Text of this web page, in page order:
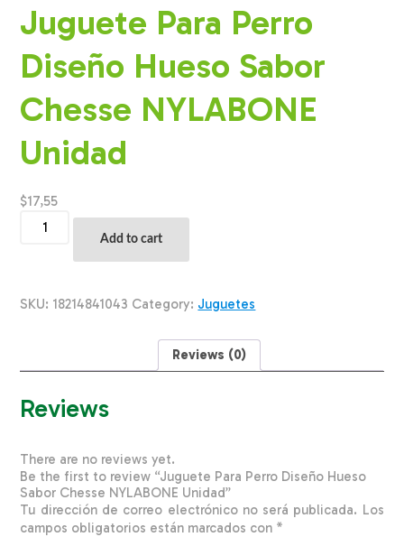
Juguete Para Perro
Diseño Hueso Sabor
Chesse NYLABONE
Unidad
$17,55
Para
Sabor
Add to cart
SKU: 18214841043 Category: Juguetes
Reviews (0)
Reviews
There are no reviews yet.
Be the first to review “Juguete Para Perro Diseño Hueso
Sabor Chesse NYLABONE Unidad”
Tu dirección de correo electrónico no será publicada. Los
campos obligatorios están marcados con *